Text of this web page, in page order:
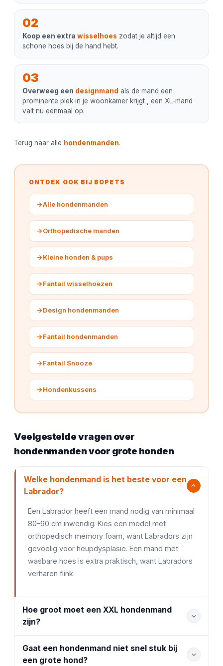
02
Koop een extra wisselhoes zodat je altijd een
schone hoes bij de hand hebt.
03
Overweeg een designmand als de mand een
prominente plek in je woonkamer krijgt , een XL-mand
valt nu eenmaal op.
Terug naar alle hondenmanden.
ONTDEK OOK BIJ BOPETS
→Alle hondenmanden
→Orthopedische manden
→Kleine honden & pups
→Fantail wisselhoezen
→Design hondenmanden
→Fantail hondenmanden
→Fantail Snooze
→Hondenkussens
Veelgestelde vragen over
hondenmanden voor grote honden
Welke hondenmand is het beste voor een
Labrador?
Een Labrador heeft een mand nodig van minimaal
80–90 cm inwendig. Kies een model met
orthopedisch memory foam, want Labradors zijn
gevoelig voor heupdysplasie. Een mand met
wasbare hoes is extra praktisch, want Labradors
verharen flink.
Hoe groot moet een XXL hondenmand
zijn?
Gaat een hondenmand niet snel stuk bij
een grote hond?